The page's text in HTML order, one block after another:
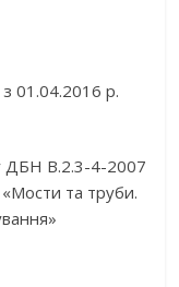
01.04.2016 р.
ДБН В.2.3-4-2007
та труби.